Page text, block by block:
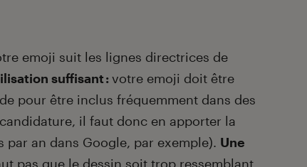
emoji suit les lignes directrices de
suffisant :votre emoji doit être
pour être inclus fréquemment dans des
il faut donc en apporter la
an dans Google, par exemple). Une
pas que le dessin soit trop ressemblant